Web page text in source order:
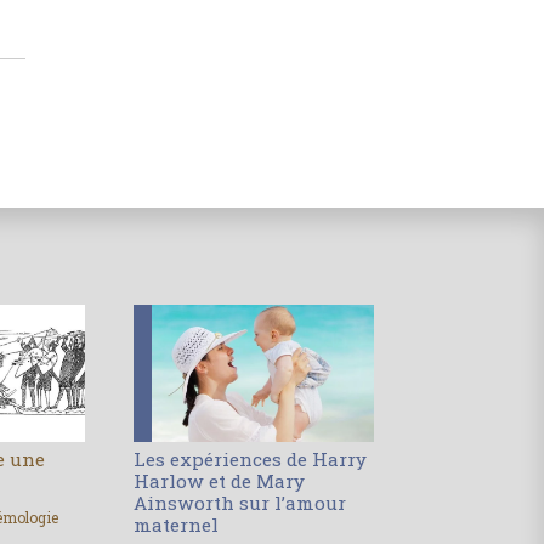
une
Les expériences de Harry
Harlow et de Mary
Ainsworth sur l’amour
maternel